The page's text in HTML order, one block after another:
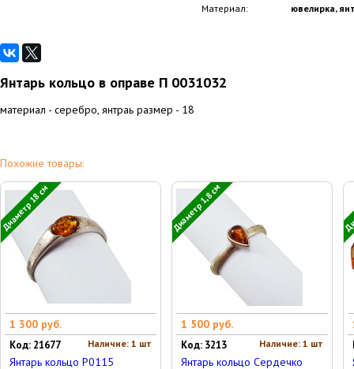
Материал:
ювелирка,
Янтарь кольцо в оправе П 0031032
материал - серебро, янтраь размер - 18
Похожие товары:
Диаметр 18 см
1 300 руб.
Наличие: 1 шт
Код: 21677
Янтарь кольцо P0115
Диаметр 1,8 см
1 500 руб.
Наличие: 1 шт
Код: 3213
Янтарь кольцо Сердечко